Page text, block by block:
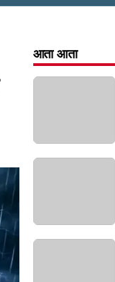
आता आता